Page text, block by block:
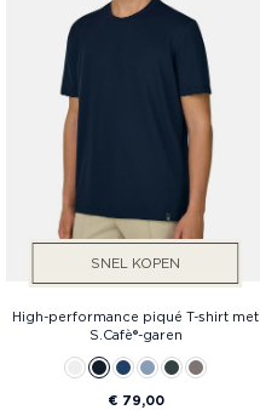
SNEL KOPEN
High-performance piqué T-shirt met
S.Cafè®-garen
€ 79,00